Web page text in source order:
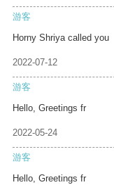
游客
Horny Shriya called you
2022-07-12
游客
Hello, Greetings fr
2022-05-24
游客
Hello, Greetings fr